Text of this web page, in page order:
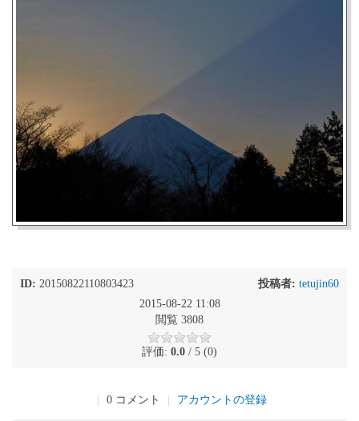
ID: 20150822110803423 投稿者: tetujin60
2015-08-22 11:08
閲覧 3808
評価: 0.0 / 5 (0)
0 コメント アカウントの登録